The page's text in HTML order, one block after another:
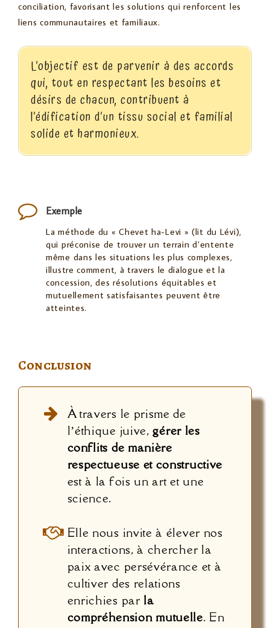
conciliation, favorisant les solutions qui renforcent les
liens communautaires et familiaux.
L’objectif est de parvenir à des accords
qui, tout en respectant les besoins et
désirs de chacun, contribuent à
l’édification d’un tissu social et familial
solide et harmonieux.
Exemple
La méthode du « Chevet ha-Levi » (lit du Lévi),
qui préconise de trouver un terrain d’entente
même dans les situations les plus complexes,
illustre comment, à travers le dialogue et la
concession, des résolutions équitables et
mutuellement satisfaisantes peuvent être
atteintes.
Conclusion
À travers le prisme de
l’éthique juive,gérer les
conflits de manière
respectueuse et constructive
est à la fois un art et une
science.
Elle nous invite à élever nos
interactions, à chercher la
paix avec persévérance et à
cultiver des relations
enrichies par la
compréhension mutuelle. En